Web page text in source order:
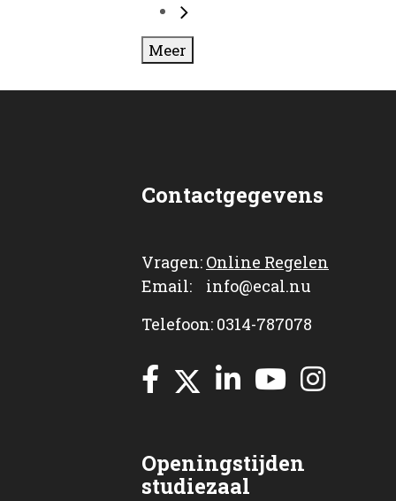
Meer
Contactgegevens
Vragen: Online Regelen
Email: info@ecal.nu
Telefoon: 0314-787078
Openingstijden
studiezaal